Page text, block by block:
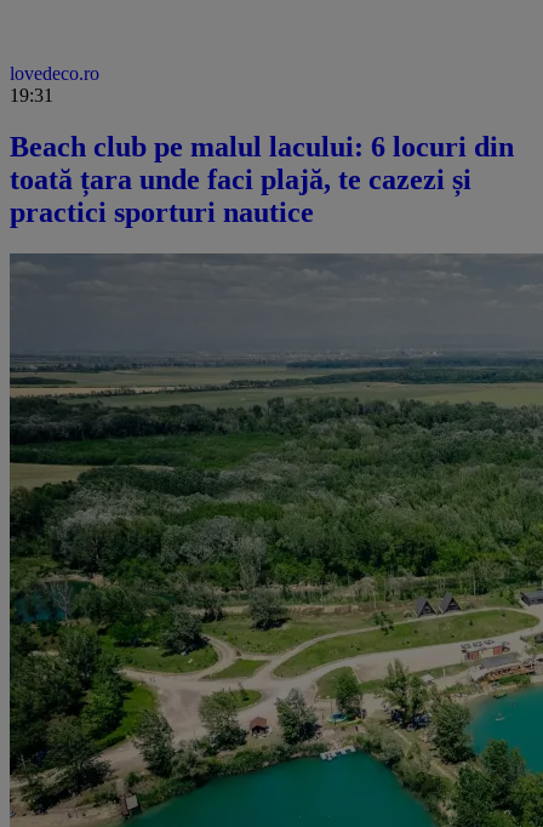
lovedeco.ro
19:31
Beach club pe malul lacului: 6 locuri din
toată țara unde faci plajă, te cazezi și
practici sporturi nautice